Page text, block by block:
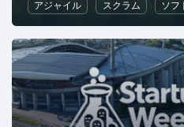
アジャイル スクラム ソフ